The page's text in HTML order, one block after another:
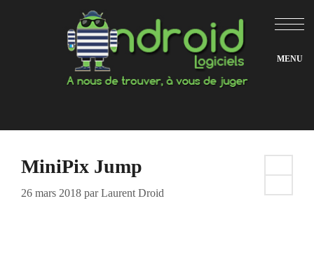
MiniPix Jump
26 mars 2018 parLaurent Droid